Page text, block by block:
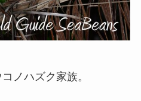
ノハズク家族。